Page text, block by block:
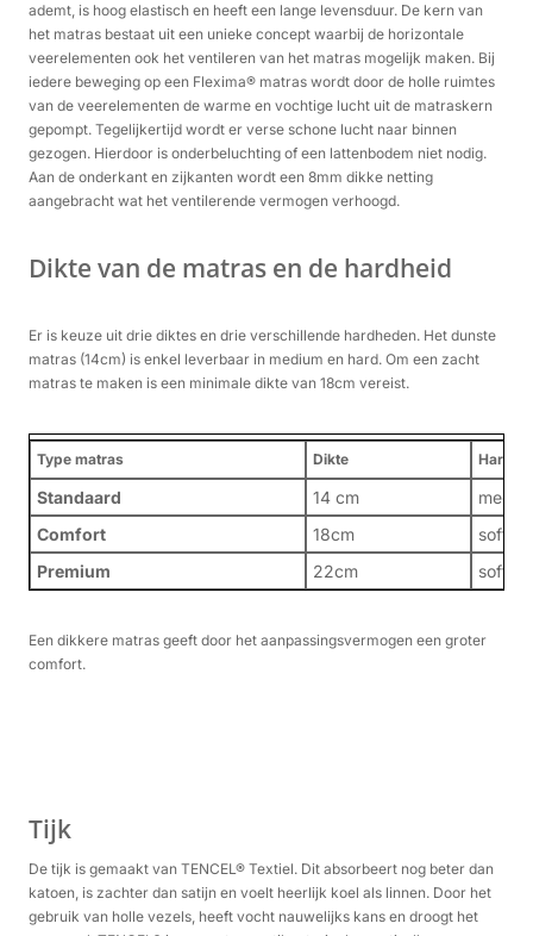
ademt, is hoog elastisch en heeft een lange levensduur. De kern van
het matras bestaat uit een unieke concept waarbij de horizontale
veerelementen ook het ventileren van het matras mogelijk maken. Bij
iedere beweging op een Flexima® matras wordt door de holle ruimtes
van de veerelementen de warme en vochtige lucht uit de matraskern
gepompt. Tegelijkertijd wordt er verse schone lucht naar binnen
gezogen. Hierdoor is onderbeluchting of een lattenbodem niet nodig.
Aan de onderkant en zijkanten wordt een 8mm dikke netting
aangebracht wat het ventilerende vermogen verhoogd.
Dikte van de matras en de hardheid
Er is keuze uit drie diktes en drie verschillende hardheden. Het dunste
matras (14cm) is enkel leverbaar in medium en hard. Om een zacht
matras te maken is een minimale dikte van 18cm vereist.
Type matras Dikte
Standaard 14 cm
Comfort
18cm
soft,
Premium
22cm soft,
Een dikkere matras geeft door het aanpassingsvermogen een groter
comfort.
Tijk
De tijk is gemaakt van TENCEL® Textiel. Dit absorbeert nog beter dan
katoen, is zachter dan satijn en voelt heerlijk koel als linnen. Door het
gebruik van holle vezels, heeft vocht nauwelijks kans en droogt het